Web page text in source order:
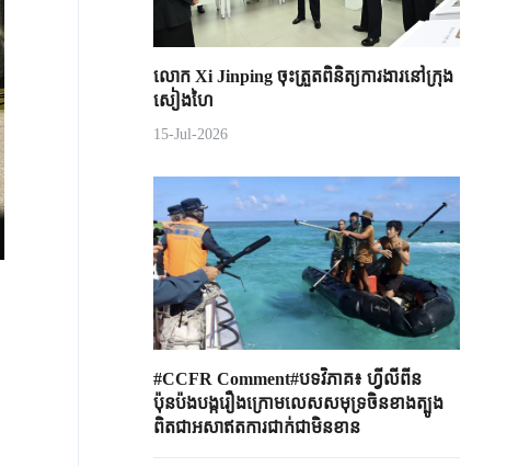
លោក Xi Jinping ចុះត្រួតពិនិត្យការងារនៅក្រុង
សៀងហៃ
15-Jul-2026
#CCFR Comment#បទវិភាគ៖ ហ្វីលីពីន
ប៉ុនប៉ងបង្ករឿងក្រោមលេសសមុទ្រចិនខាងត្បូង
ពិតជាអសាឥតការជាក់ជាមិនខាន